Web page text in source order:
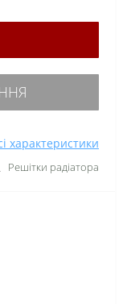
характеристики
Решітки радіатора